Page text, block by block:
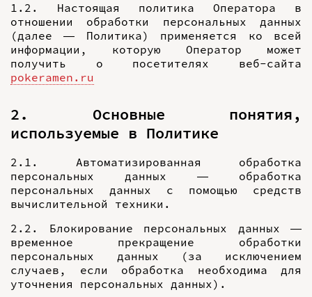
1.2. Настоящая политика Оператора в
отношении обработки персональных данных
(далее — Политика) применяется ко всей
информации, которую Оператор может
получить о посетителях веб-сайта
pokeramen.ru
2. Основные понятия,
используемые в Политике
2.1. Автоматизированная обработка
персональных данных — обработка
персональных данных с помощью средств
вычислительной техники.
2.2. Блокирование персональных данных —
временное прекращение обработки
персональных данных (за исключением
случаев, если обработка необходима для
уточнения персональных данных).